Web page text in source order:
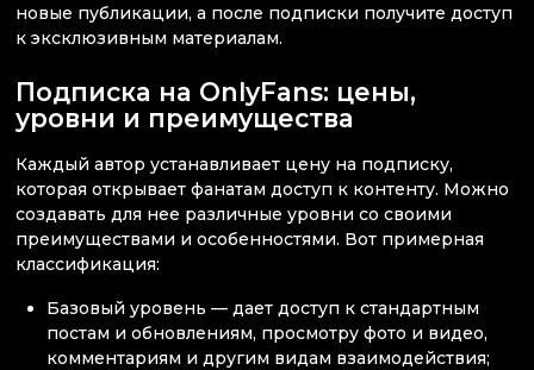
новые публикации, а после подписки получите доступ
к эксклюзивным материалам.
Подписка на OnlyFans: цены,
уровни и преимущества
Каждый автор устанавливает цену на подписку,
которая открывает фанатам доступ к контенту. Можно
создавать для нее различные уровни со своими
преимуществами и особенностями. Вот примерная
классификация:
Базовый уровень — дает доступ к стандартным
постам и обновлениям, просмотру фото и видео,
комментариям и другим видам взаимодействия;